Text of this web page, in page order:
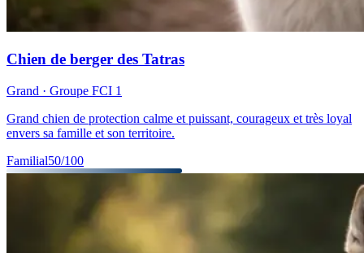
Chien de berger des Tatras
Grand · Groupe FCI 1
Grand chien de protection calme et puissant, courageux et très loyal
envers sa famille et son territoire.
Familial50/100